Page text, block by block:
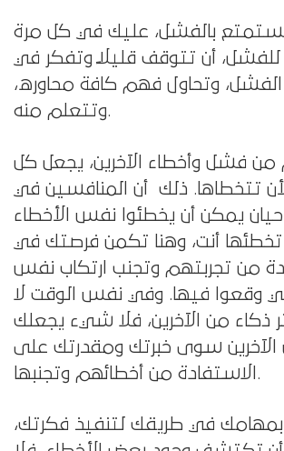
بالفشل، عليك في كل مرة
أن تتوقف قليلاً وتفكر في
وتحاول فهم كافة محاوره،
وتتعلم منه.
من فشل وأخطاء الآخرين، يجعل كل
لأن تتخطاها. ذلك أن المنافسين في
يمكن أن يخطئوا نفس الأخطاء
تخطئها أنت، وهنا تكمن فرصتك في
من تجربتهم وتجنب ارتكاب نفس
وقعوا فيها. وفي نفس الوقت لا
ذكاء من الآخرين، فلا شيء يجعلك
سوى خبرتك ومقدرتك على
الاستفادة من أخطائهم وتجنبها.
بمهامك في طريقك لتنفيذ فكرتك،